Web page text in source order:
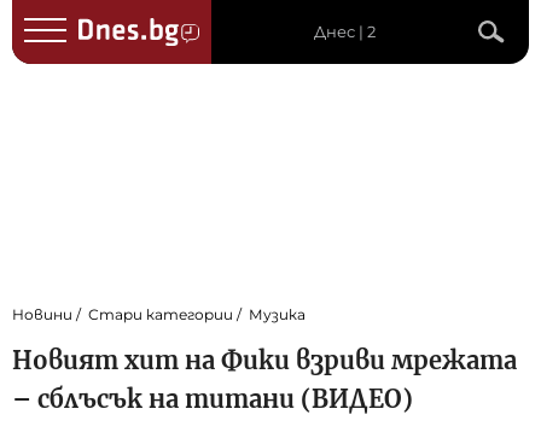
Днес | 2
Новини Стари категории Музика
Новият хит на Фики взриви мрежата
– сблъсък на титани (ВИДЕО)